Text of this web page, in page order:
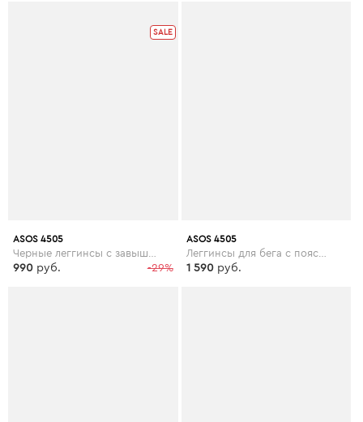
SALE
ASOS 4505
-29%
990 руб.
ASOS 4505
Леггинсы для бега с поясом ASOS 4505 Curve - Черный
1 590 руб.